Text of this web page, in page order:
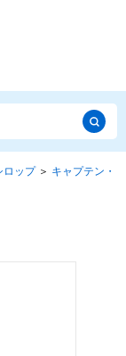
プ
ロップ ＞ キャプテン・